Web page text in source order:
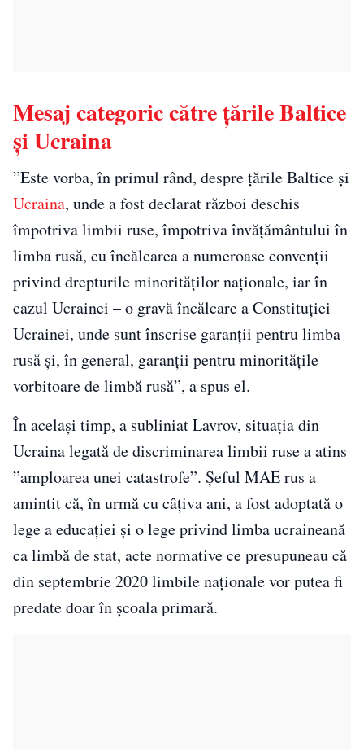
Mesaj categoric către țările Baltice
și Ucraina
”Este vorba, în primul rând, despre țările Baltice și
Ucraina, unde a fost declarat război deschis
împotriva limbii ruse, împotriva învățământului în
limba rusă, cu încălcarea a numeroase convenții
privind drepturile minorităților naționale, iar în
cazul Ucrainei – o gravă încălcare a Constituției
Ucrainei, unde sunt înscrise garanții pentru limba
rusă și, în general, garanții pentru minoritățile
vorbitoare de limbă rusă”, a spus el.
În același timp, a subliniat Lavrov, situația din
Ucraina legată de discriminarea limbii ruse a atins
”amploarea unei catastrofe”. Șeful MAE rus a
amintit că, în urmă cu câțiva ani, a fost adoptată o
lege a educației și o lege privind limba ucraineană
ca limbă de stat, acte normative ce presupuneau că
din septembrie 2020 limbile naționale vor putea fi
predate doar în școala primară.